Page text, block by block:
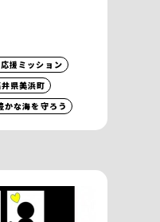
援ミッション
県美浜町
かな海を守ろう